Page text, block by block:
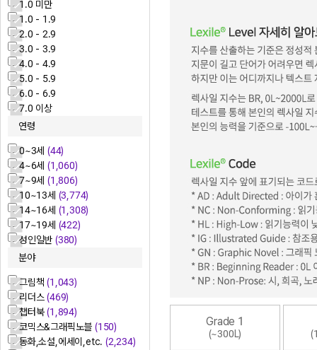
1.0 미만
1.0 - 1.9
2.0 - 2.9
3.0 - 3.9
4.0 - 4.9
5.0 - 5.9
6.0 - 6.9
7.0 이상
연령
0~3세 (44)
4~6세 (1,060)
7~9세 (1,806)
10~13세 (3,774)
14~16세 (1,308)
17~19세 (422)
성인일반 (380)
분야
그림책(1,043)
리더스(469)
챕터북(1,894)
코믹스&그래픽노블(150)
동화,소설,에세이,etc. (2,234)
Grade 1
(~300L)